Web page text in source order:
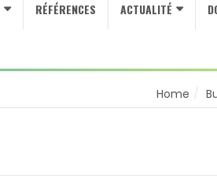
RÉFÉRENCES ACTUALITÉ
Home